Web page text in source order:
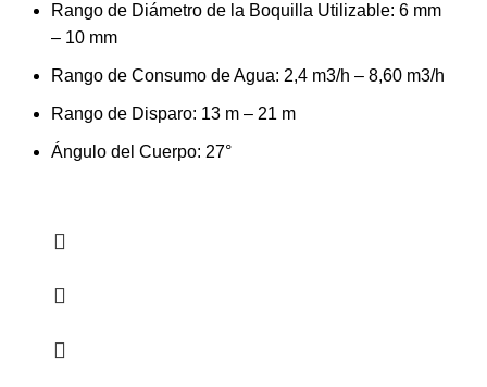
Rango de Diámetro de la Boquilla Utilizable: 6 mm
– 10 mm
Rango de Consumo de Agua: 2,4 m3/h – 8,60 m3/h
Rango de Disparo: 13 m – 21 m
Ángulo del Cuerpo: 27°